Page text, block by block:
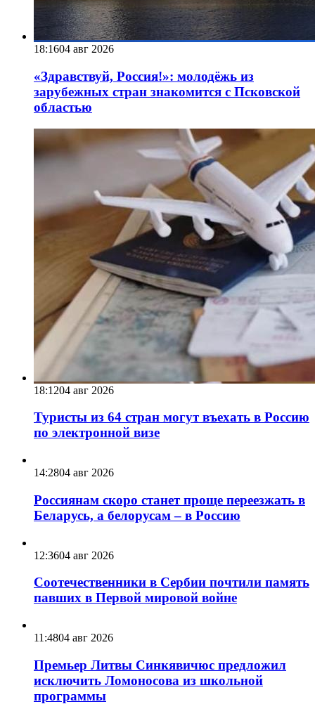
18:1604 авг 2026
«Здравствуй, Россия!»: молодёжь из
зарубежных стран знакомится с Псковской
областью
18:1204 авг 2026
Туристы из 64 стран могут въехать в Россию
по электронной визе
14:2804 авг 2026
Россиянам скоро станет проще переезжать в
Беларусь, а белорусам – в Россию
12:3604 авг 2026
Соотечественники в Сербии почтили память
павших в Первой мировой войне
11:4804 авг 2026
Премьер Литвы Синкявичюс предложил
исключить Ломоносова из школьной
программы